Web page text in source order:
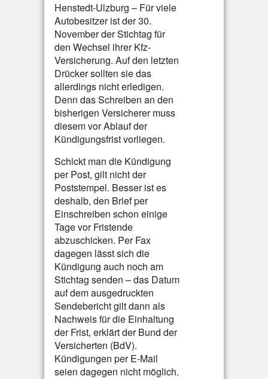
Henstedt-Ulzburg – Für viele
Autobesitzer ist der 30.
November der Stichtag für
den Wechsel ihrer Kfz-
Versicherung. Auf den letzten
Drücker sollten sie das
allerdings nicht erledigen.
Denn das Schreiben an den
bisherigen Versicherer muss
diesem vor Ablauf der
Kündigungsfrist vorliegen.
Schickt man die Kündigung
per Post, gilt nicht der
Poststempel. Besser ist es
deshalb, den Brief per
Einschreiben schon einige
Tage vor Fristende
abzuschicken. Per Fax
dagegen lässt sich die
Kündigung auch noch am
Stichtag senden – das Datum
auf dem ausgedruckten
Sendebericht gilt dann als
Nachweis für die Einhaltung
der Frist, erklärt der Bund der
Versicherten (BdV).
Kündigungen per E-Mail
seien dagegen nicht möglich.